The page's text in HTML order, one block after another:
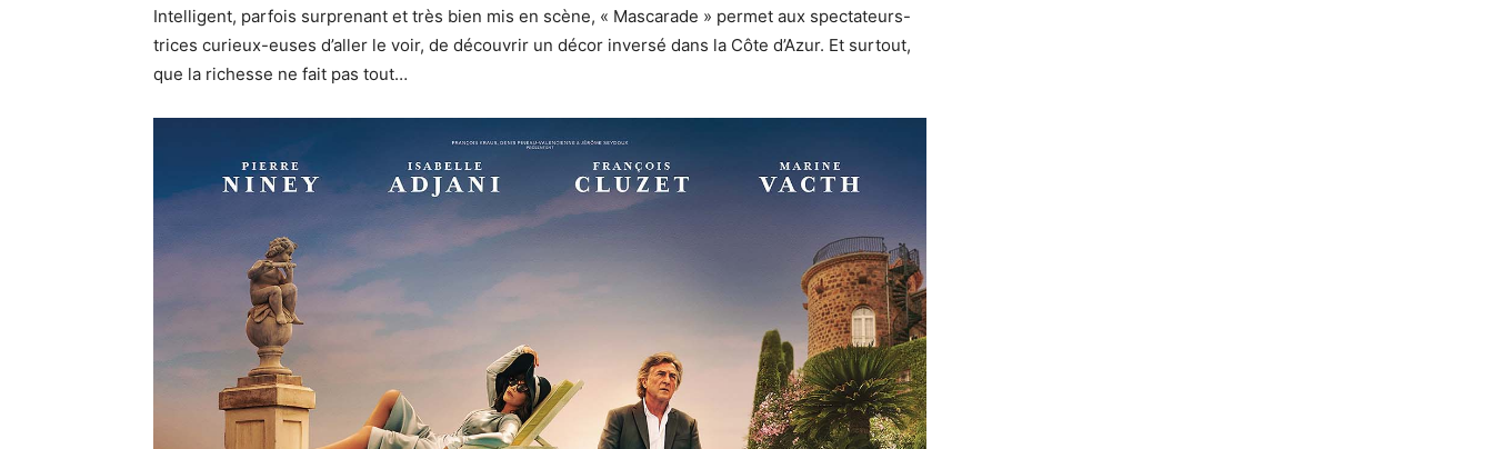
Intelligent, parfois surprenant et très bien mis en scène, « Mascarade » permet aux spectateurs-
trices curieux-euses d’aller le voir, de découvrir un décor inversé dans la Côte d’Azur. Et surtout,
que la richesse ne fait pas tout…